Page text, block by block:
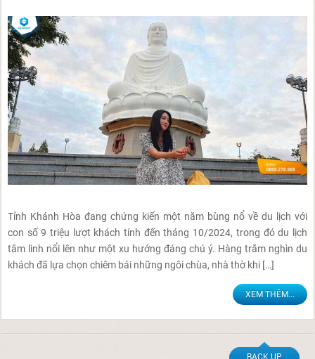
Tỉnh Khánh Hòa đang chứng kiến một năm bùng nổ về du lịch với
con số 9 triệu lượt khách tính đến tháng 10/2024, trong đó du lịch
tâm linh nổi lên như một xu hướng đáng chú ý. Hàng trăm nghìn du
khách đã lựa chọn chiêm bái những ngôi chùa, nhà thờ khi […]
XEM THÊM...
BACK UP